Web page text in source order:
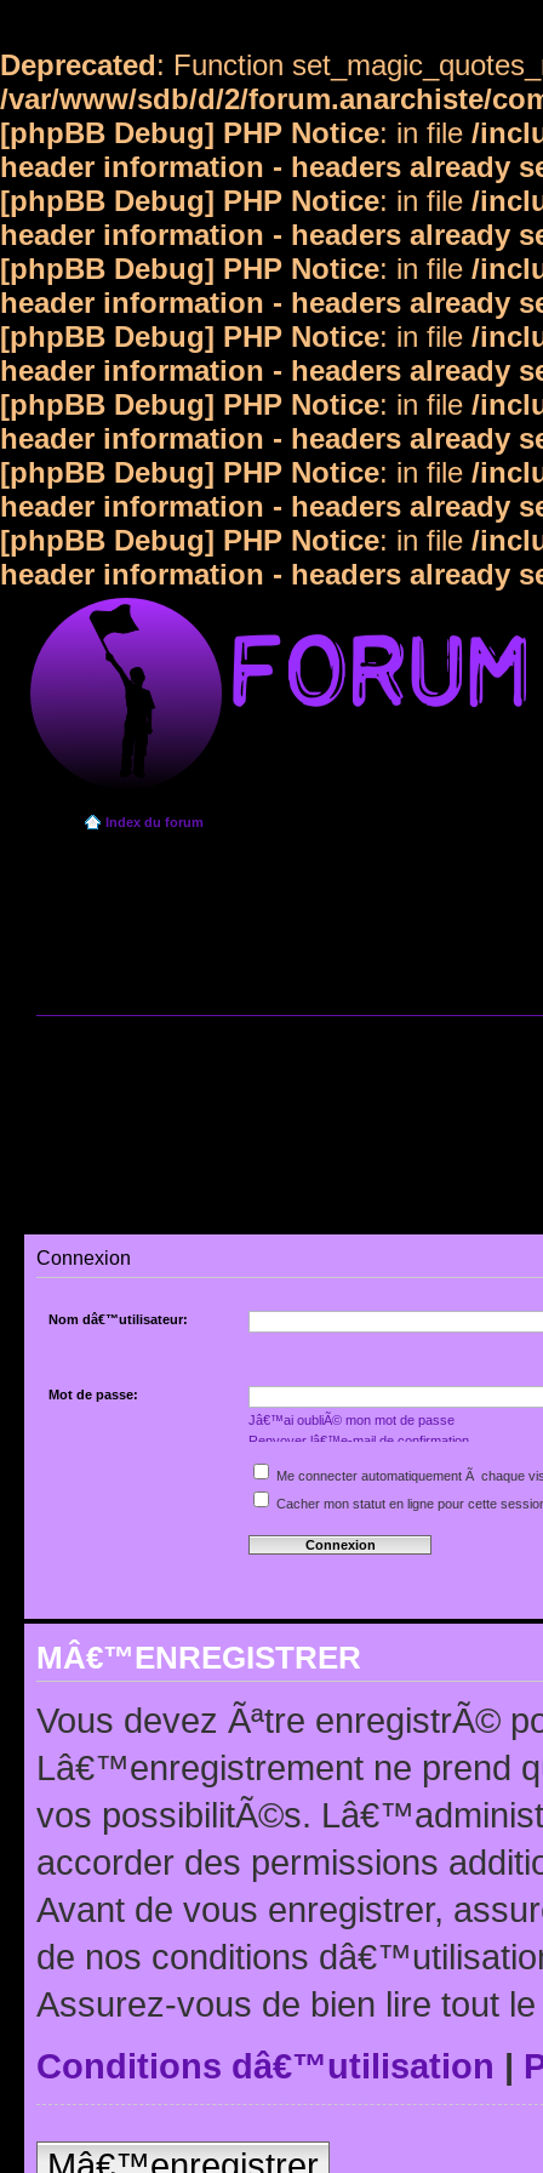
Deprecated: Function
/var/www/sdb/d/2/forum.anarchiste/
[phpBB Debug] PHP Notice: in file /
header information - headers already
[phpBB Debug] PHP Notice: in file /
header information - headers already
[phpBB Debug] PHP Notice: in file /
header information - headers already
[phpBB Debug] PHP Notice: in file /
header information - headers already
[phpBB Debug] PHP Notice: in file /
header information - headers already
[phpBB Debug] PHP Notice: in file /
header information - headers already
[phpBB Debug] PHP Notice: in file /
header information - headers already
Index du forum
Connexion
Nom dâ€™utilisateur:
Mot de passe:
Jâ€™ai oubliÃ© mon mot de passe
Renvoyer lâ€™e-mail de confirmation
Me connecter automatiquement Ã chaque
Cacher mon statut en ligne pour cette
MÂ€™ENREGISTRER
Vous devez Ãªtre enregistrÃ©
Lâ€™enregistrement ne prend
vos possibilitÃ©s.
accorder des permissions
Avant de vous enregistrer,
de nos conditions
Assurez-vous de bien lire tout
Conditions dâ€™utilisation |
Mâ€™enregistrer